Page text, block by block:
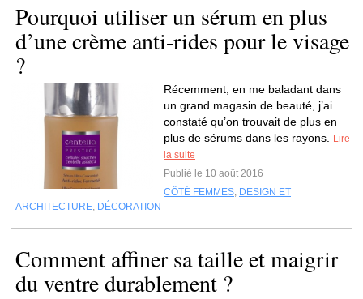
Pourquoi utiliser un sérum en plus
d’une crème anti-rides pour le visage
?
Récemment, en me baladant dans
un grand magasin de beauté, j’ai
constaté qu’on trouvait de plus en
plus de sérums dans les rayons.
Lire
la suite
Publié le 10 août 2016
CÔTÉ FEMMES, DESIGN ET
ARCHITECTURE, DÉCORATION
Comment affiner sa taille et maigrir
du ventre durablement ?